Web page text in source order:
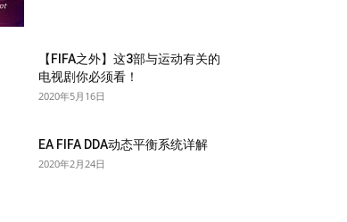
【FIFA之外】这3部与运动有关的
电视剧你必须看！
2020年5月16日
EA FIFA DDA动态平衡系统详解
2020年2月24日